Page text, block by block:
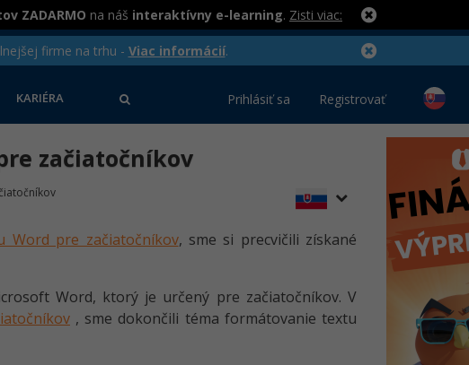
ZADARMO na náš interaktívny e-learning. Zisti viac:
firme na trhu - Viac informácií.
KARIÉRA Prihlásiť sa Registrovať
začiatočníkov
Word pre začiatočníkov, sme si precvičili získané
Word, ktorý je určený pre začiatočníkov. V
, sme dokončili téma formátovanie textu